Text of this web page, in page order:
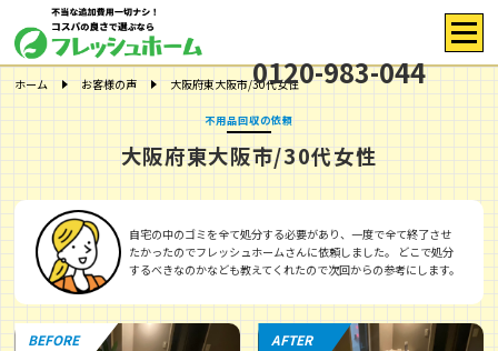
0120-983-044
ホーム お客様の声 大阪府東大阪市/30代女性
不用品回収の依頼
大阪府東大阪市/30代女性
自宅の中のゴミを全て処分する必要があり、一度で全て終了させ
たかったのでフレッシュホームさんに依頼しました。 どこで処分
するべきなのかなども教えてくれたので次回からの参考にします。
BEFORE AFTER